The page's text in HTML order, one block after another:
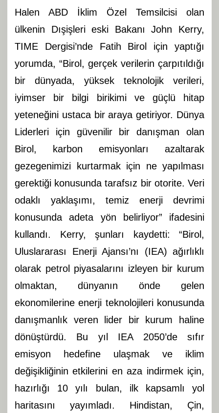
Halen ABD İklim Özel Temsilcisi olan
ülkenin Dışişleri eski Bakanı John Kerry,
TIME Dergisi’nde Fatih Birol için yaptığı
yorumda, “Birol, gerçek verilerin çarpıtıldığı
bir dünyada, yüksek teknolojik verileri,
iyimser bir bilgi birikimi ve güçlü hitap
yeteneğini ustaca bir araya getiriyor. Dünya
Liderleri için güvenilir bir danışman olan
Birol, karbon emisyonları azaltarak
gezegenimizi kurtarmak için ne yapılması
gerektiği konusunda tarafsız bir otorite. Veri
odaklı yaklaşımı, temiz enerji devrimi
konusunda adeta yön belirliyor” ifadesini
kullandı. Kerry, şunları kaydetti: “Birol,
Uluslararası Enerji Ajansı’nı (IEA) ağırlıklı
olarak petrol piyasalarını izleyen bir kurum
olmaktan, dünyanın önde gelen
ekonomilerine enerji teknolojileri konusunda
danışmanlık veren lider bir kurum haline
dönüştürdü. Bu yıl IEA 2050’de sıfır
emisyon hedefine ulaşmak ve iklim
değişikliğinin etkilerini en aza indirmek için,
hazırlığı 10 yılı bulan, ilk kapsamlı yol
haritasını yayımladı. Hindistan, Çin,